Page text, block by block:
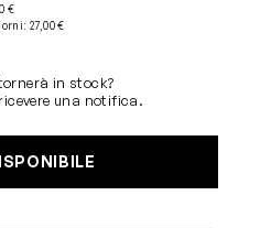
€
: 27,00 €
in stock?
una notifica.